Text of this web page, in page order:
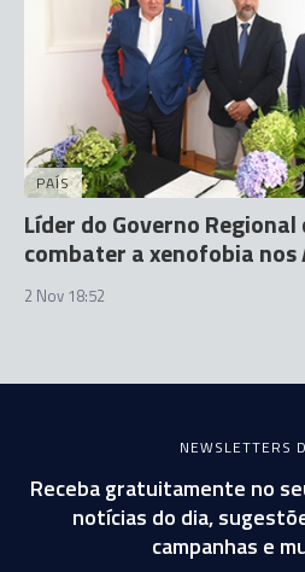
PAÍS
Líder do Governo
combater a xenofobia nos
2 Nov 18:52
NEWSLETTERS
Receba gratuitamente no
notícias do dia,
campanhas e